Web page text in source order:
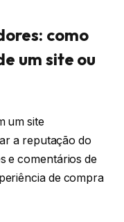
como
um site ou
um site
a reputação do
e comentários de
de compra